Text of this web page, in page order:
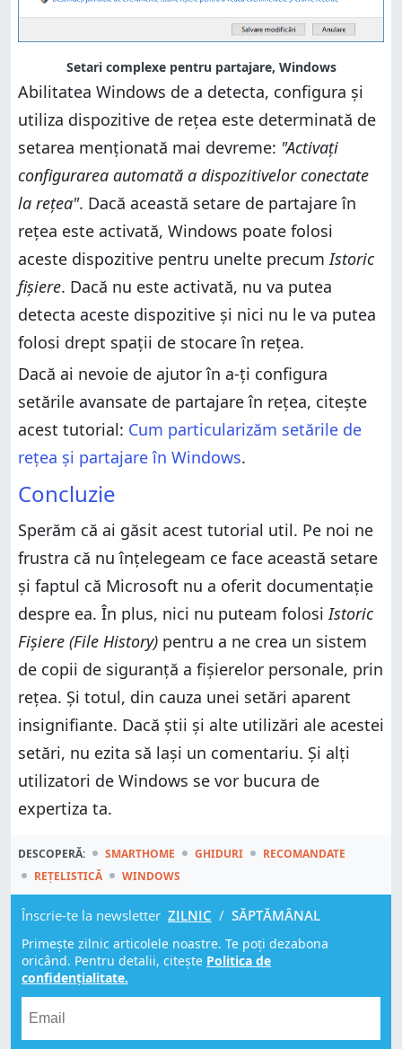
Setari complexe pentru partajare, Windows
Abilitatea Windows de a detecta, configura și
utiliza dispozitive de rețea este determinată de
setarea menționată mai devreme: "Activați
configurarea automată a dispozitivelor conectate
la rețea". Dacă această setare de partajare în
rețea este activată, Windows poate folosi
aceste dispozitive pentru unelte precumIstoric
fișiere. Dacă nu este activată, nu va putea
detecta aceste dispozitive și nici nu le va putea
folosi drept spații de stocare în rețea.
Dacă ai nevoie de ajutor în a-ți configura
setările avansate de partajare în rețea, citește
acest tutorial: Cum particularizăm setările de
rețea și partajare în Windows.
Concluzie
Sperăm că ai găsit acest tutorial util. Pe noi ne
frustra că nu înțelegeam ce face această setare
și faptul că Microsoft nu a oferit documentație
despre ea. În plus, nici nu puteam folosiIstoric
Fișiere (File History) pentru a ne crea un sistem
de copii de siguranță a fișierelor personale, prin
rețea. Și totul, din cauza unei setări aparent
insignifiante. Dacă știi și alte utilizări ale acestei
setări, nu ezita să lași un comentariu. Și alți
utilizatori de Windows se vor bucura de
expertiza ta.
DESCOPERĂ: SMARTHOME GHIDURI
RECOMANDATE
REȚELISTICĂ
WINDOWS
Înscrie-te la newsletter ZILNIC / SĂPTĂMÂNAL
Primește zilnic articolele noastre. Te poți dezabona
oricând. Pentru detalii, citește Politica de
confidențialitate.